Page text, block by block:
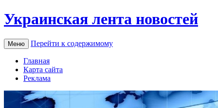
Украинская лента новостей
Меню Перейти к содержимому
Главная
Карта сайта
Реклама